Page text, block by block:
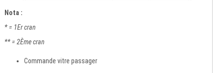
Nota :
* = 1Er cran
** = 2Ème cran
Commande vitre passager